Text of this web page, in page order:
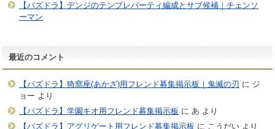
【パズドラ】デンジのテンプレパーティ編成とサブ候補｜チェンソ
ーマン
最近のコメント
【パズドラ】猗窩座(あかざ)用フレンド募集掲示板｜鬼滅の刃 に ジ
ョー より
【パズドラ】学園キオ用フレンド募集掲示板 に あ より
【パズドラ】アグリゲート用フレンド募集掲示板 に こうだいより